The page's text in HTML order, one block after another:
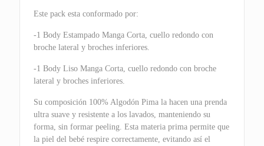
Este pack esta conformado por:
-1 Body Estampado Manga Corta, cuello redondo con
broche lateral y broches inferiores.
-1 Body Liso Manga Corta, cuello redondo con broche
lateral y broches inferiores.
Su composición 100% Algodón Pima la hacen una prenda
ultra suave y resistente a los lavados, manteniendo su
forma, sin formar peeling. Esta materia prima permite que
la piel del bebé respire correctamente, evitando así el